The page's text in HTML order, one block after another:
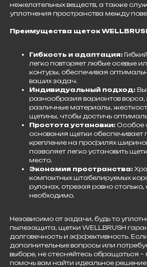
нежелательных веществ, а также
уплотнения пространства между
Преимущества щеток
Гибкость и адаптация:
легко повторяет любые осевые
контуры, обеспечивая
ваших задач.
Индивидуальный подход:
разнообразия вариантов ворса,
различные материалы,
щетины, чтобы достичь
Простота установки: Особое
основания щетки обеспечивает
крепление на профилях
позволяет легко установить
место.
Экономия пространства:
компактных штабелируемых
рулонах, отрезая ровно столько,
необходимо.
Независимо от задачи, будь то
пылезащита, щетки WELLBRUSH
долговечность и эффективность.
дополнительные вопросы или
выборе, не стесняйтесь обращаться –
помочь вам найти идеальное